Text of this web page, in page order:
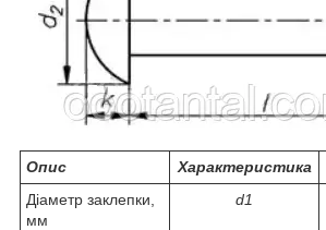
Опис Характеристика
Діаметр заклепки,
мм
d1